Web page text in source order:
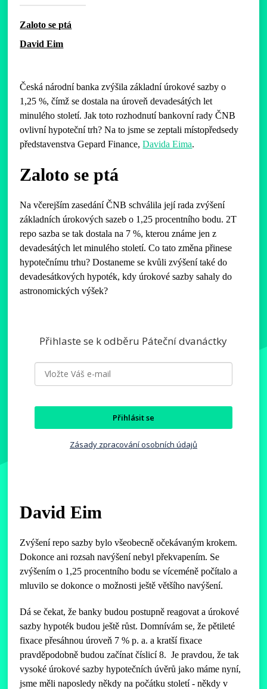
Zaloto se ptá
David Eim
Česká národní banka zvýšila základní úrokové sazby o
1,25 %, čímž se dostala na úroveň devadesátých let
minulého století. Jak toto rozhodnutí bankovní rady ČNB
ovlivní hypoteční trh? Na to jsme se zeptali místopředsedy
představenstva Gepard Finance,Davida Eima.
Zaloto se ptá
Na včerejším zasedání ČNB schválila její rada zvýšení
základních úrokových sazeb o 1,25 procentního bodu. 2T
repo sazba se tak dostala na 7 %, kterou známe jen z
devadesátých let minulého století. Co tato změna přinese
hypotečnímu trhu? Dostaneme se kvůli zvýšení také do
devadesátkových hypoték, kdy úrokové sazby sahaly do
astronomických výšek?
Přihlaste se k odběru Páteční dvanáctky
Přihlásit se
Zásady zpracování osobních údajů
David Eim
Zvýšení repo sazby bylo všeobecně očekávaným krokem.
Dokonce ani rozsah navýšení nebyl překvapením. Se
zvýšením o 1,25 procentního bodu se víceméně počítalo a
mluvilo se dokonce o možnosti ještě většího navýšení.
Dá se čekat, že banky budou postupně reagovat a úrokové
sazby hypoték budou ještě růst. Domnívám se, že pětileté
fixace přesáhnou úroveň 7 % p. a. a kratší fixace
pravděpodobně budou začínat číslicí 8. Je pravdou, že tak
vysoké úrokové sazby hypotečních úvěrů jako máme nyní,
jsme měli naposledy někdy na počátku století - někdy v